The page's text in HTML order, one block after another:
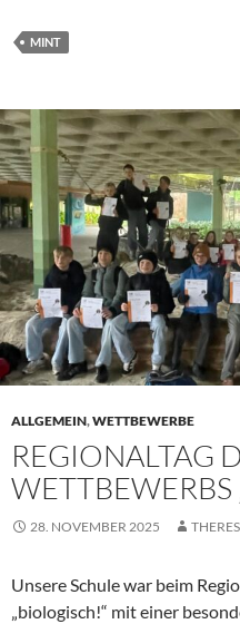
MINT
ALLGEMEIN,WETTBEWERBE
REGIONALTAG
28. NOVEMBER 2025
Unsere Schule war beim
„biologisch!“ mit einer